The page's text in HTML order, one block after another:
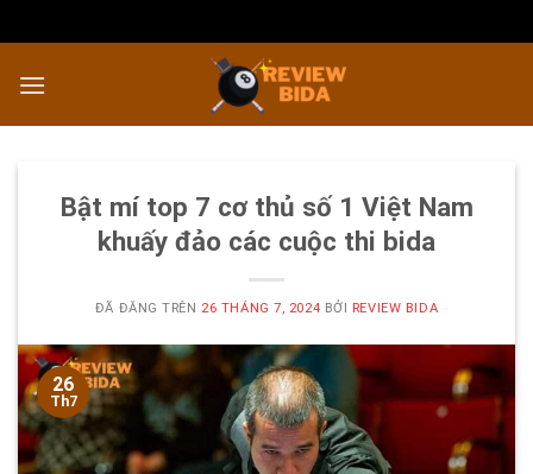
đến
nội
Bật mí top 7 cơ thủ số 1 Việt Nam
khuấy đảo các cuộc thi bida
ĐÃ ĐĂNG TRÊN 26 THÁNG 7, 2024 BỞI REVIEW BIDA
26
Th7